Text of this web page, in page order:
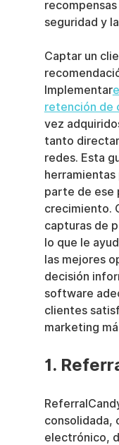
seguridad y
Captar un
Implementar
retención de
vez
tanto
redes. Esta
herramientas
parte de ese
crecimiento.
capturas de
lo que le
las mejores
decisión
software
clientes
marketing
1.
consolidada,
electrónico,